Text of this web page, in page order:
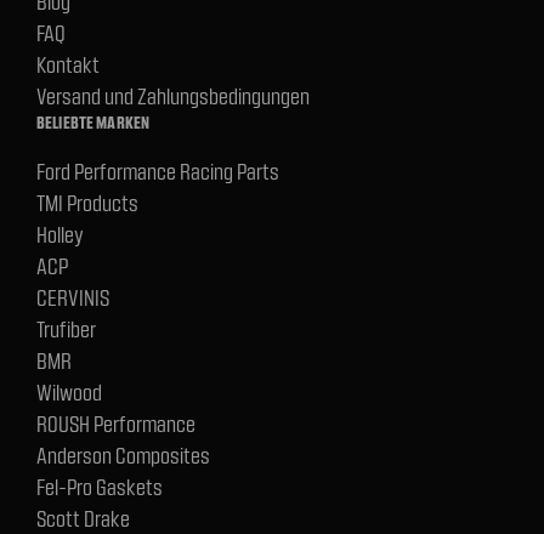
FAQ
Kontakt
Versand und Zahlungsbedingungen
BELIEBTE MARKEN
Ford Performance Racing Parts
TMI Products
Holley
ACP
CERVINIS
Trufiber
BMR
Wilwood
ROUSH Performance
Anderson Composites
Fel-Pro Gaskets
Scott Drake